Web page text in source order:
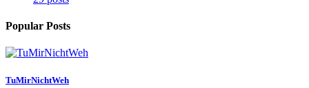
Popular Posts
TuMirNichtWeh